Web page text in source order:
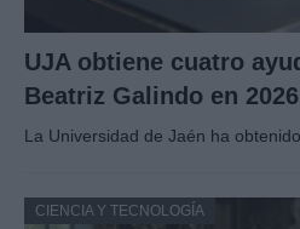
UJA obtiene cuatro
Beatriz Galindo en 2026
La Universidad de Jaén ha
CIENCIA Y TECNOLOGÍA